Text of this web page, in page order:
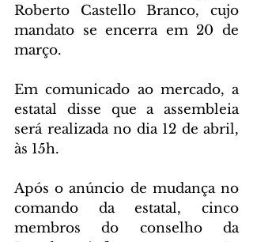
Roberto Castello Branco, cujo
mandato se encerra em 20 de
março.
Em comunicado ao mercado, a
estatal disse que a assembleia
será realizada no dia 12 de abril,
às 15h.
Após o anúncio de mudança no
comando da estatal, cinco
membros do conselho da